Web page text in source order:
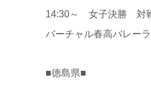
14:30～ 女子決勝 対
バーチャル春高バレー
■徳島県■